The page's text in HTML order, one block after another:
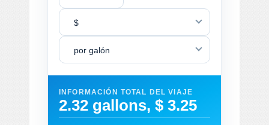
$
por galón
INFORMACIÓN TOTAL DEL VIAJE
2.32 gallons, $ 3.25